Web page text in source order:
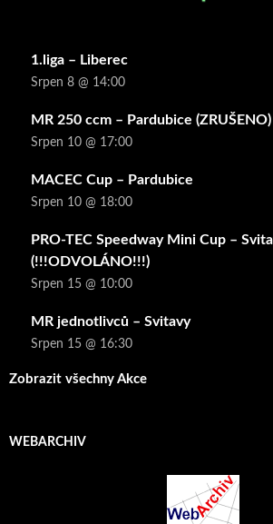
1.liga – Liberec
Srpen 8 @ 14:00
MR 250 ccm – Pardubice (ZRUŠENO)
Srpen 10 @ 17:00
MACEC Cup – Pardubice
Srpen 10 @ 18:00
PRO-TEC Speedway Mini Cup –
(!!!ODVOLÁNO!!!)
Srpen 15 @ 10:00
MR jednotlivců – Svitavy
Srpen 15 @ 16:30
Zobrazit všechny Akce
WEBARCHIV